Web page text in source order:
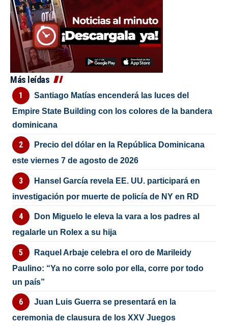
Más leídas
Santiago Matías encenderá las luces del
Empire State Building con los colores de la bandera
dominicana
Precio del dólar en la República Dominicana
este viernes 7 de agosto de 2026
Hansel García revela EE. UU. participará en
investigación por muerte de policía de NY en RD
Don Miguelo le eleva la vara a los padres al
regalarle un Rolex a su hija
Raquel Arbaje celebra el oro de Marileidy
Paulino: “Ya no corre solo por ella, corre por todo
un país”
Juan Luis Guerra se presentará en la
ceremonia de clausura de los XXV Juegos